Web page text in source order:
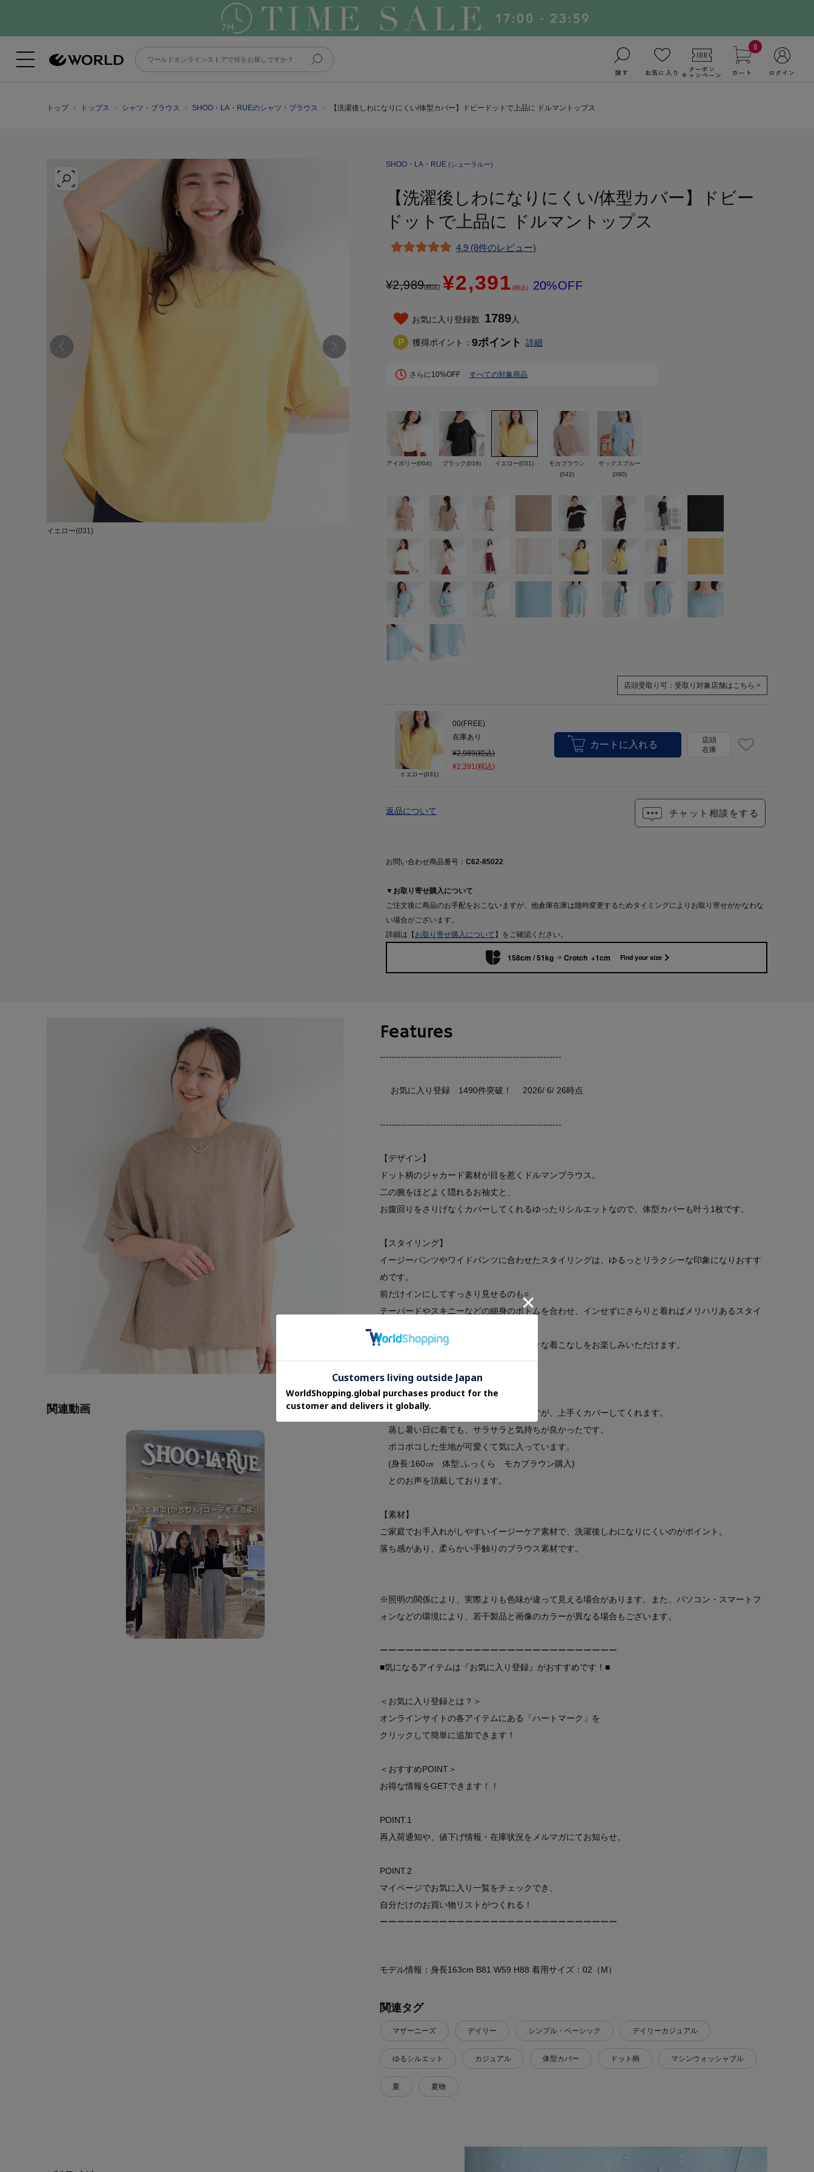
探す お気に入り クーポン
キャンペーン
0
カート ログイン
トップ トップス シャツ・ブラウス SHOO・LA・RUEのシャツ・ブラウス 【洗濯後しわになりにくい/体型カバー】ドビードットで上品に ドルマントップス
イエロー(031)
SHOO・LA・RUE (シューラルー)
【洗濯後しわになりにくい/体型カバー】ドビー
ドットで上品に ドルマントップス
4.9 (8件のレビュー)
¥2,989(税込) ¥2,391 (税込) 20%OFF
お気に入り登録数 1789人
獲得ポイント： 9ポイント 詳細
さらに10%OFF すべての対象商品
アイボリー(004) ブラック(019) イエロー(031)
モカブラウン
(042)
サックスブルー
(090)
店頭受取り可： 受取り対象店舗はこちら >
イエロー(031)
00(FREE)
在庫あり
¥2,989(税込)
¥2,391(税込)
店頭
在庫
チャット相談をする
返品について
お問い合わせ商品番号： C62-85022
▼お取り寄せ購入について
ご注文後に商品のお手配をおこないますが、他倉庫在庫は随時変更するためタイミングによりお取り寄せがかなわな
い場合がございます。
詳細は【 お取り寄せ購入について 】をご確認ください。
158cm / 51kg Crotch +1cm Find your size
Features
------------------------------------------------------------
お気に入り登録 1490件突破！ 2026/ 6/ 26時点
------------------------------------------------------------
【デザイン】
ドット柄のジャカード素材が目を惹くドルマンブラウス。
二の腕をほどよく隠れるお袖丈と、
お腹回りをさりげなくカバーしてくれるゆったりシルエットなので、体型カバーも叶う1枚です。
【スタイリング】
イージーパンツやワイドパンツに合わせたスタイリングは、ゆるっとリラクシーな印象になりおすす
めです。
前だけインにしてすっきり見せるのも○
テーパードやスキニーなどの細身のボトムを合わせ、インせずにさらりと着ればメリハリあるスタイ
ボトムのシルエットを選ばないので、色々な着こなしをお楽しみいただけます。
【お客様からいただいたコメント】
・首まわりや袖丈が、ちょうどいいです。
体型や首まわりの皺が気になる年齢ですが、上手くカバーしてくれます。
蒸し暑い日に着ても、サラサラと気持ちが良かったです。
ポコポコした生地が可愛くて気に入っています。
(身長:160㎝ 体型:ふっくら モカブラウン購入)
とのお声を頂戴しております。
【素材】
ご家庭でお手入れがしやすいイージーケア素材で、洗濯後しわになりにくいのがポイント。
落ち感があり、柔らかい手触りのブラウス素材です。
※照明の関係により、実際よりも色味が違って見える場合があります。また、パソコン・スマートフ
ォンなどの環境により、若干製品と画像のカラーが異なる場合もございます。
ーーーーーーーーーーーーーーーーーーーーーーーーーーーー
■気になるアイテムは『お気に入り登録』がおすすめです！■
＜お気に入り登録とは？＞
オンラインサイトの各アイテムにある「ハートマーク」を
クリックして簡単に追加できます！
＜おすすめPOINT＞
お得な情報をGETできます！！
POINT.1
再入荷通知や、値下げ情報・在庫状況をメルマガにてお知らせ。
POINT.2
マイページでお気に入り一覧をチェックでき、
自分だけのお買い物リストがつくれる！
ーーーーーーーーーーーーーーーーーーーーーーーーーーーー
モデル情報：身長163cm B81 W59 H88 着用サイズ：02（M）
関連タグ
マザーニーズ デイリー シンプル・ベーシック デイリーカジュアル
ゆるシルエット カジュアル 体型カバー ドット柄 マシンウォッシャブル
夏 夏物